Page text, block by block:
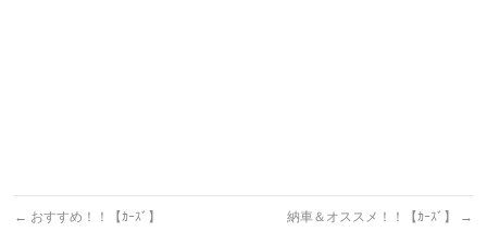
← おすすめ！！【ｶｰｽﾞ】 納車＆オススメ！！【ｶｰｽﾞ】 →